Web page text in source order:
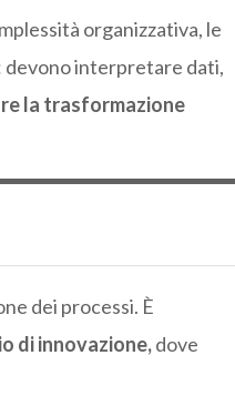
organizzativa, le
devono interpretare dati,
la trasformazione
dei processi. È
di innovazione,dove